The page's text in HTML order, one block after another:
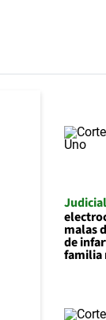
Judicial
malas
de
familia